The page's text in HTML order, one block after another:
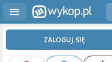
ZALOGUJ SIĘ